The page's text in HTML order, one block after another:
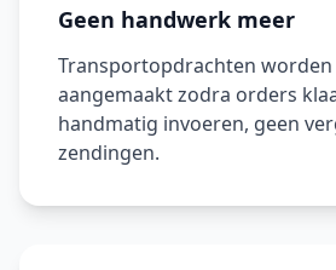
Geen handwerk meer
Transportopdrachten
aangemaakt zodra orders
handmatig invoeren, geen
zendingen.